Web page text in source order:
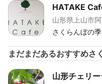
HATAKE
山形県上山市
1F
さくらんぼの
まだまだあるおすすめさ
山形チェリ